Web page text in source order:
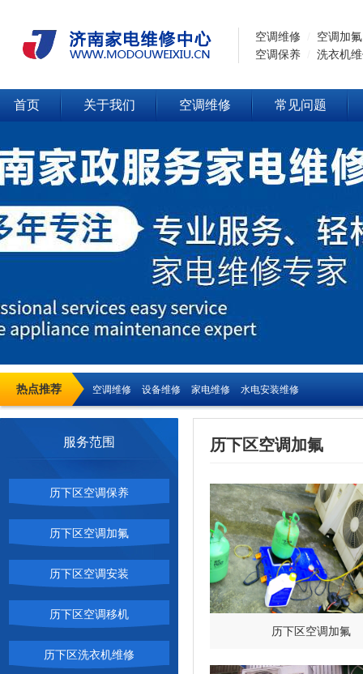
空调维修
空调加氟
空调保养
洗衣机
首页 关于我们 空调维修 常见问题
热点推荐 空调维修 设备维修 家电维修 水电安装维修
服务范围
历下区空调保养
历下区空调加氟
历下区空调安装
历下区空调移机
历下区洗衣机维修
历下区空调加氟
历下区空调加氟